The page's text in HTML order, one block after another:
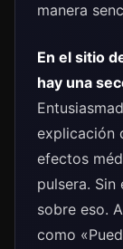
manera
En el sitio
hay una
explicación
efectos
pulsera.
sobre eso.
como